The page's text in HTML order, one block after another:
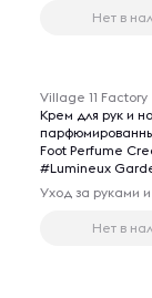
Нет в
Village 11 Factory
Крем для рук и
Foot Perfume
#Lumineux
Уход за руками
Нет в